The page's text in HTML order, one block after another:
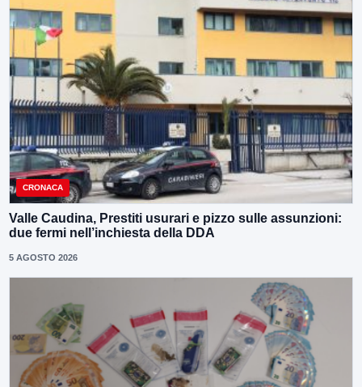
CRONACA
Valle Caudina, Prestiti usurari e pizzo sulle assunzioni:
due fermi nell’inchiesta della DDA
5 AGOSTO 2026